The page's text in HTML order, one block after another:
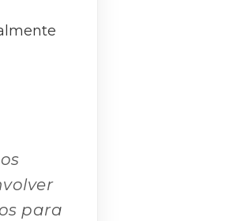
para